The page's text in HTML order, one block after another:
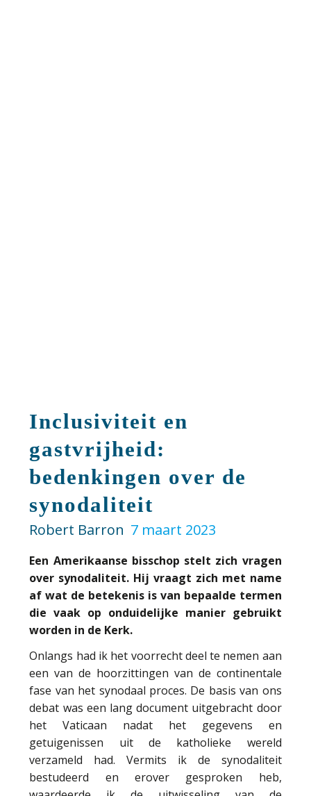
Inclusiviteit en
gastvrijheid:
bedenkingen over de
synodaliteit
Robert Barron 7 maart 2023
Een Amerikaanse bisschop stelt zich vragen
over synodaliteit. Hij vraagt zich met name
af wat de betekenis is van bepaalde termen
die vaak op onduidelijke manier gebruikt
worden in de Kerk.
Onlangs had ik het voorrecht deel te nemen aan
een van de hoorzittingen van de continentale
fase van het synodaal proces. De basis van ons
debat was een lang document uitgebracht door
het Vaticaan nadat het gegevens en
getuigenissen uit de katholieke wereld
verzameld had. Vermits ik de synodaliteit
bestudeerd en erover gesproken heb,